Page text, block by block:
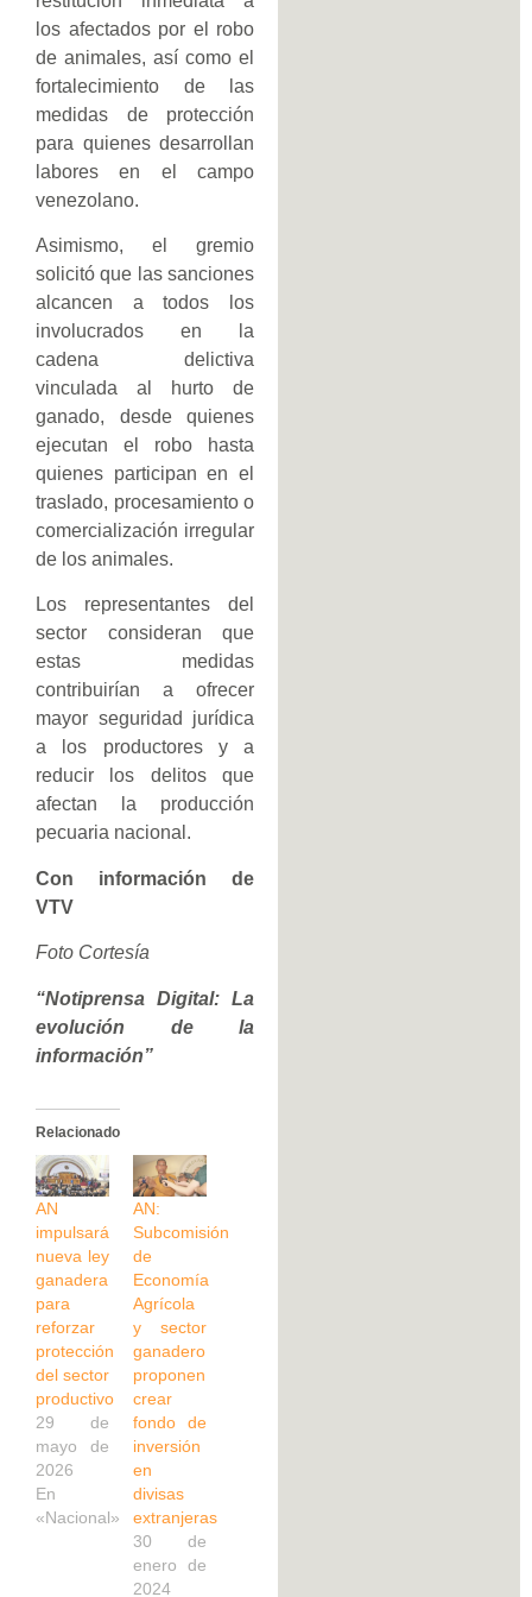
los afectados por el robo
de animales, así como el
fortalecimiento de las
medidas de protección
para quienes desarrollan
labores en el campo
venezolano.
Asimismo, el gremio
solicitó que las sanciones
alcancen a todos los
involucrados en la
cadena delictiva
vinculada al hurto de
ganado, desde quienes
ejecutan el robo hasta
quienes participan en el
traslado, procesamiento o
comercialización irregular
de los animales.
Los representantes del
sector consideran que
estas medidas
contribuirían a ofrecer
mayor seguridad jurídica
a los productores y a
reducir los delitos que
afectan la producción
pecuaria nacional.
Con información de
VTV
Foto Cortesía
“Notiprensa Digital: La
evolución de la
información”
Relacionado
AN
impulsará
nueva ley
ganadera
para
reforzar
protección
del sector
productivo
29 de
mayo de
2026
En
«Nacional»
AN:
Subcomisión
de
Economía
Agrícola
y sector
ganadero
proponen
crear
fondo de
inversión
en
divisas
extranjeras
30 de
enero de
2024